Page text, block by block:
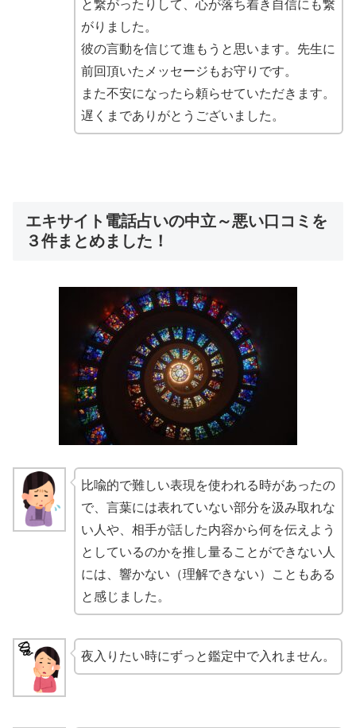
と繋がったりして、心が落ち着き自信にも繋
がりました。
彼の言動を信じて進もうと思います。先生に
前回頂いたメッセージもお守りです。
また不安になったら頼らせていただきます。
遅くまでありがとうございました。
エキサイト電話占いの中立～悪い口コミを
３件まとめました！
比喩的で難しい表現を使われる時があったの
で、言葉には表れていない部分を汲み取れな
い人や、相手が話した内容から何を伝えよう
としているのかを推し量ることができない人
には、響かない（理解できない）こともある
と感じました。
夜入りたい時にずっと鑑定中で入れません。